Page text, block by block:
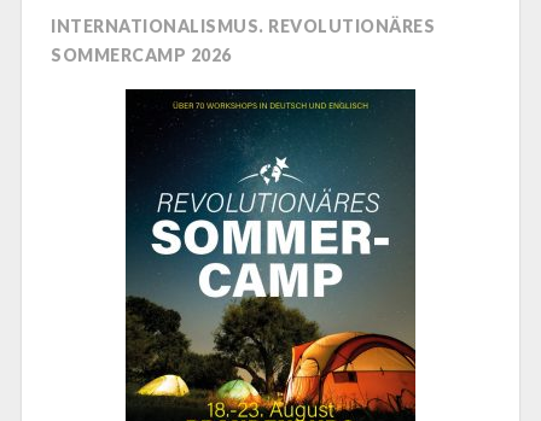
INTERNATIONALISMUS. REVOLUTIONÄRES
SOMMERCAMP 2026